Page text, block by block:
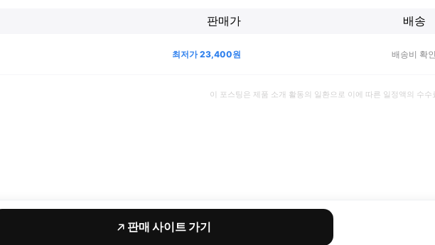
판매가 배송
최저가23,400원 배송비 확인
이 포스팅은 제품 소개 활동의 일환으로 이에 따른 일정액의 수
판매 사이트 가기